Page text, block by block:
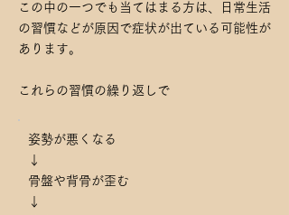
​この中の一つでも当てはまる方は、日常生活
の習慣などが原因で症状が出ている可能性が
あります。
これらの習慣の繰り返しで
姿勢が悪くなる
↓
骨盤や背骨が歪む
↓